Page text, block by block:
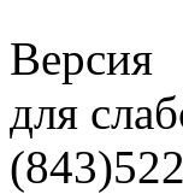
Версия
для
(843)